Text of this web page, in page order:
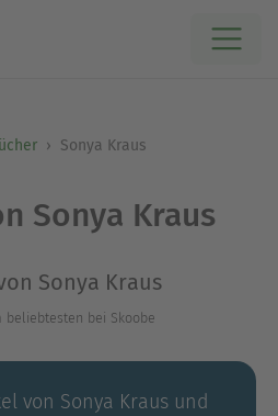
Sonya Kraus
Sonya Kraus
Sonya Kraus
beliebtesten bei Skoobe
von Sonya Kraus und